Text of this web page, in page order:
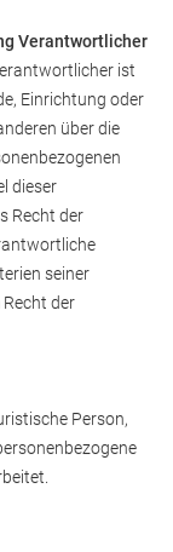
Verantwortlicher
ist
Einrichtung oder
über die
dieser
Recht der
seiner
der
Person,